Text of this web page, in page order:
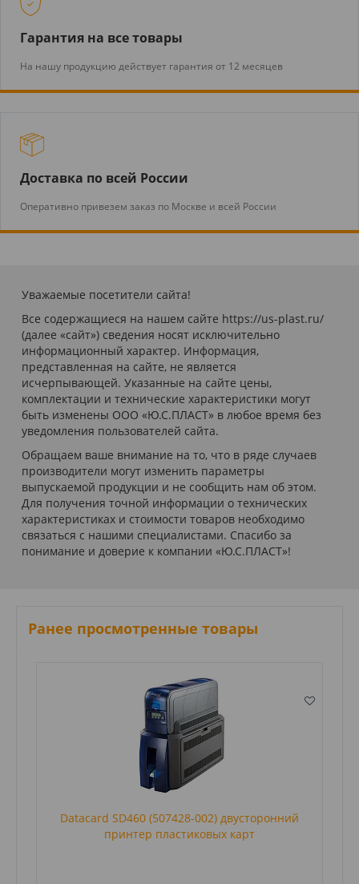
Гарантия на все товары
На нашу продукцию действует гарантия от 12 месяцев
Доставка по всей России
Оперативно привезем заказ по Москве и всей России
Уважаемые посетители сайта!
Все содержащиеся на нашем сайте https://us-plast.ru/
(далее «сайт») сведения носят исключительно
информационный характер. Информация,
представленная на сайте, не является
исчерпывающей. Указанные на сайте цены,
комплектации и технические характеристики могут
быть изменены ООО «Ю.С.ПЛАСТ» в любое время без
уведомления пользователей сайта.
Обращаем ваше внимание на то, что в ряде случаев
производители могут изменить параметры
выпускаемой продукции и не сообщить нам об этом.
Для получения точной информации о технических
характеристиках и стоимости товаров необходимо
связаться с нашими специалистами. Спасибо за
понимание и доверие к компании «Ю.С.ПЛАСТ»!
Ранее просмотренные товары
Datacard SD460 (507428-002) двусторонний
принтер пластиковых карт